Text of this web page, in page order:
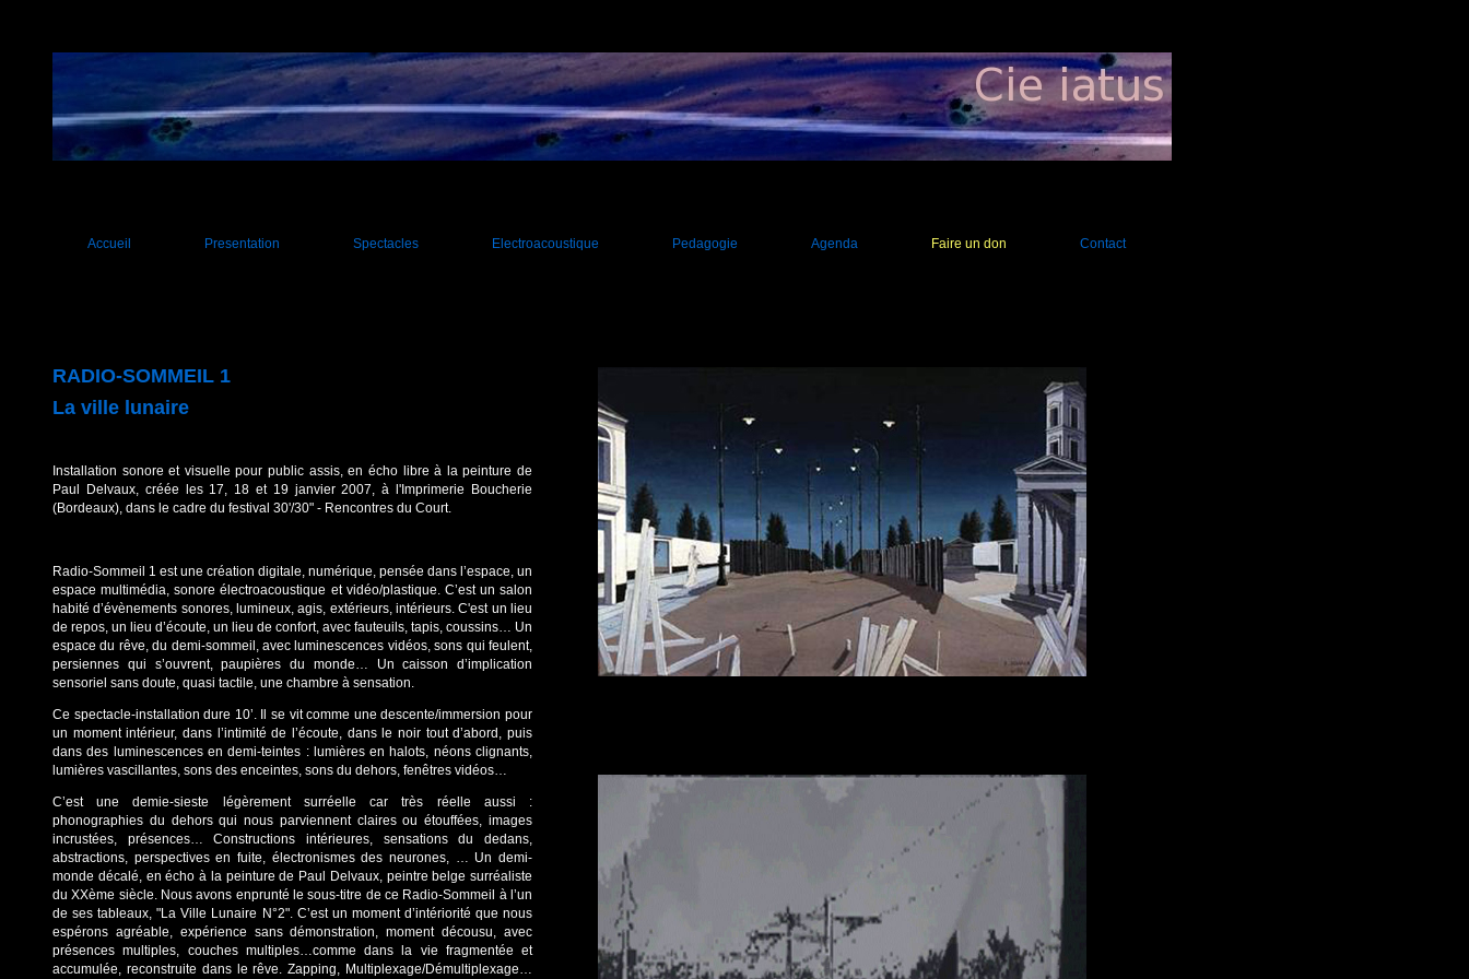
Accueil Presentation Spectacles Electroacoustique Pedagogie Agenda Faire un don Contact
RADIO-SOMMEIL 1
La ville lunaire
Installation sonore et visuelle pour public assis, en écho libre à la peinture de
Paul Delvaux, créée les 17, 18 et 19 janvier 2007, à l'Imprimerie Boucherie
(Bordeaux), dans le cadre du festival 30'/30" - Rencontres du Court.
Radio-Sommeil 1 est une création digitale, numérique, pensée dans l’espace, un
espace multimédia, sonore électroacoustique et vidéo/plastique. C’est un salon
habité d’évènements sonores, lumineux, agis, extérieurs, intérieurs. C'est un lieu
de repos, un lieu d’écoute, un lieu de confort, avec fauteuils, tapis, coussins… Un
espace du rêve, du demi-sommeil, avec luminescences vidéos, sons qui feulent,
persiennes qui s’ouvrent, paupières du monde… Un caisson d’implication
sensoriel sans doute, quasi tactile, une chambre à sensation.
Ce spectacle-installation dure 10’. Il se vit comme une descente/immersion pour
un moment intérieur, dans l’intimité de l’écoute, dans le noir tout d’abord, puis
dans des luminescences en demi-teintes : lumières en halots, néons clignants,
lumières vascillantes, sons des enceintes, sons du dehors, fenêtres vidéos…
C’est une demie-sieste légèrement surréelle car très réelle aussi :
phonographies du dehors qui nous parviennent claires ou étouffées, images
incrustées, présences… Constructions intérieures, sensations du dedans,
abstractions, perspectives en fuite, électronismes des neurones, … Un demi-
monde décalé, en écho à la peinture de Paul Delvaux, peintre belge surréaliste
du XXème siècle. Nous avons enprunté le sous-titre de ce Radio-Sommeil à l’un
de ses tableaux, "La Ville Lunaire N°2". C’est un moment d’intériorité que nous
espérons agréable, expérience sans démonstration, moment décousu, avec
présences multiples, couches multiples…comme dans la vie fragmentée et
accumulée, reconstruite dans le rêve. Zapping, Multiplexage/Démultiplexage…